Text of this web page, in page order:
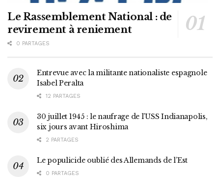
Le Rassemblement National : de
revirement à reniement
0 PARTAGES
Entrevue avec la militante nationaliste espagnole
Isabel Peralta
12 PARTAGES
30 juillet 1945 : le naufrage de l’USS Indianapolis,
six jours avant Hiroshima
2 PARTAGES
Le populicide oublié des Allemands de l’Est
0 PARTAGES